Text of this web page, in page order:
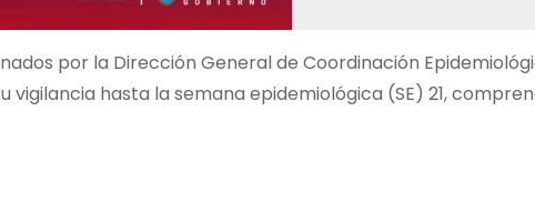
por la Dirección General de Coordinación
hasta la semana epidemiológica (SE) 21,